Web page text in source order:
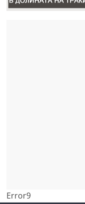
Error9